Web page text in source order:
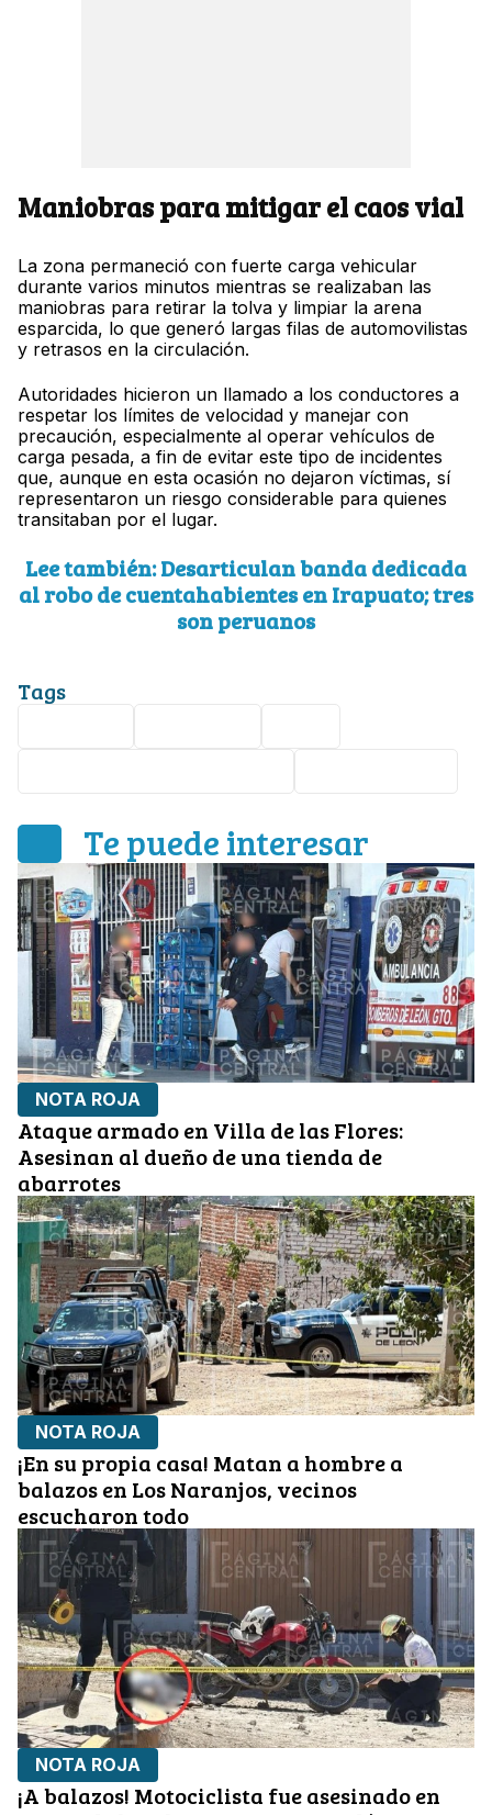
Maniobras para mitigar el caos vial
La zona permaneció con fuerte carga vehicular
durante varios minutos mientras se realizaban las
maniobras para retirar la tolva y limpiar la arena
esparcida, lo que generó largas filas de automovilistas
y retrasos en la circulación.
Autoridades hicieron un llamado a los conductores a
respetar los límites de velocidad y manejar con
precaución, especialmente al operar vehículos de
carga pesada, a fin de evitar este tipo de incidentes
que, aunque en esta ocasión no dejaron víctimas, sí
representaron un riesgo considerable para quienes
transitaban por el lugar.
Lee también: Desarticulan banda dedicada
al robo de cuentahabientes en Irapuato; tres
son peruanos
Tags
Te puede interesar
NOTA ROJA
Ataque armado en Villa de las Flores:
Asesinan al dueño de una tienda de
abarrotes
NOTA ROJA
¡En su propia casa! Matan a hombre a
balazos en Los Naranjos, vecinos
escucharon todo
NOTA ROJA
¡A balazos! Motociclista fue asesinado en